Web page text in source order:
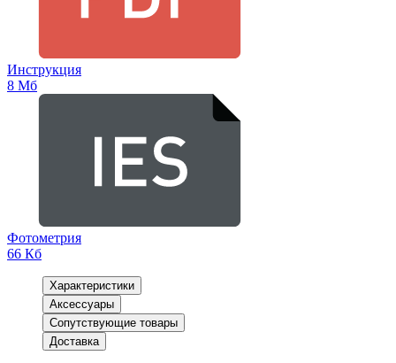
Инструкция
8 Мб
Фотометрия
66 Кб
Характеристики
Аксессуары
Сопутствующие товары
Доставка